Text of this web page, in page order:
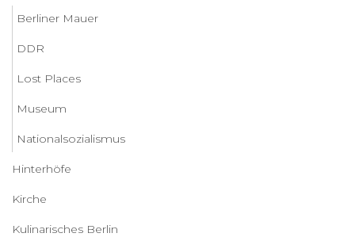
Berliner Mauer
DDR
Lost Places
Museum
Nationalsozialismus
Hinterhöfe
Kirche
Kulinarisches Berlin